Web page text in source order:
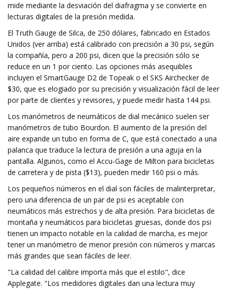
mide mediante la desviación del diafragma y se convierte en
lecturas digitales de la presión medida.
El Truth Gauge de Silca, de 250 dólares, fabricado en Estados
Unidos (ver arriba) está calibrado con precisión a 30 psi, según
la compañía, pero a 200 psi, dicen que la precisión sólo se
reduce en un 1 por ciento. Las opciones más asequibles
incluyen el SmartGauge D2 de Topeak o el SKS Airchecker de
$30, que es elogiado por su precisión y visualización fácil de leer
por parte de clientes y revisores, y puede medir hasta 144 psi.
Los manómetros de neumáticos de dial mecánico suelen ser
manómetros de tubo Bourdon. El aumento de la presión del
aire expande un tubo en forma de C, que está conectado a una
palanca que traduce la lectura de presión a una aguja en la
pantalla. Algunos, como el Accu-Gage de Milton para bicicletas
de carretera y de pista ($13), pueden medir 160 psi o más.
Los pequeños números en el dial son fáciles de malinterpretar,
pero una diferencia de un par de psi es aceptable con
neumáticos más estrechos y de alta presión. Para bicicletas de
montaña y neumáticos para bicicletas gruesas, donde dos psi
tienen un impacto notable en la calidad de marcha, es mejor
tener un manómetro de menor presión con números y marcas
más grandes que sean fáciles de leer.
"La calidad del calibre importa más que el estilo", dice
Applegate. "Los medidores digitales dan una lectura muy